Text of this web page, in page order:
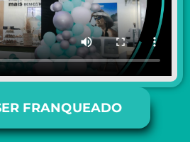
FRANQUEADO